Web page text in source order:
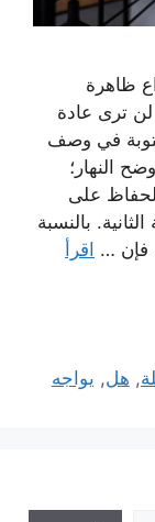
ظاهرة
لن ترى عادة
في وصف
النهار؛
على
بالنسبة
اقرأ
, هل, يواجه